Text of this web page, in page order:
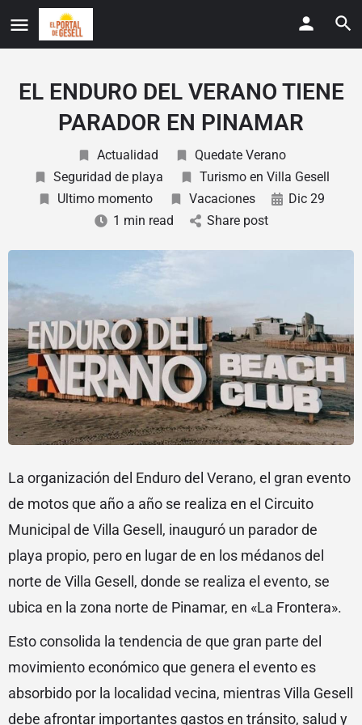
EL ENDURO DEL VERANO TIENE
PARADOR EN PINAMAR
Actualidad
Quedate Verano
Seguridad de playa
Turismo en Villa Gesell
Ultimo momento
Vacaciones
Dic 29
1 min read
Share post
La organización del Enduro del Verano, el gran evento
de motos que año a año se realiza en el Circuito
Municipal de Villa Gesell, inauguró un parador de
playa propio, pero en lugar de en los médanos del
norte de Villa Gesell, donde se realiza el evento, se
ubica en la zona norte de Pinamar, en «La Frontera».
Esto consolida la tendencia de que gran parte del
movimiento económico que genera el evento es
absorbido por la localidad vecina, mientras Villa Gesell
debe afrontar importantes gastos en tránsito, salud y